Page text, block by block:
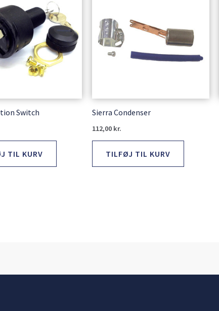
Switch
TIL KURV
Sierra Condenser
112,00 kr.
TILFØJ TIL KURV